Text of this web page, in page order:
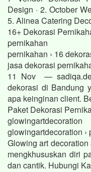
Design · 2. October
5. Alinea Catering
16+ Dekorasi
pernikahan
pernikahan › 16
jasa dekorasi
11 Nov —
dekorasi di Bandung
apa keinginan client.
Paket Dekorasi
glowingartdecoration
glowingartdecoration ›
Glowing art
mengkhususkan diri
dan cantik. Hubungi